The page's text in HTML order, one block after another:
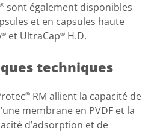
® sont également disponibles
et en capsules haute
® et UltraCap® H.D.
techniques
® RM allient la capacité de
membrane en PVDF et la
d’adsorption et de